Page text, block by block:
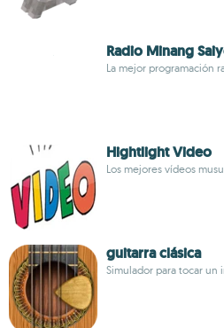
Radio Minang
La mejor programación
Hightlight Video
Los mejores vídeos
guitarra clásica
Simulador para tocar